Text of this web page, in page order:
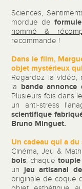
Sciences,
mordue de
nommé &
recommande !
Dans le film,
objet mystérieux
Regardez la
la bande
Plusieurs fois dans
un anti-stress
scientifique
Bruno Minguet.
Un cadeau qui a du
Cinéma, Jeu &
bois, chaque
un jeu artisanal
originale de coque